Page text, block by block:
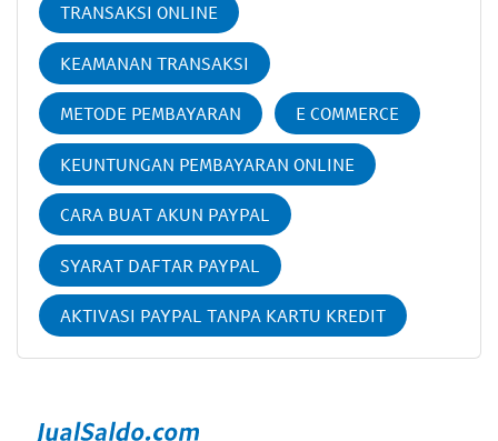
TRANSAKSI ONLINE
KEAMANAN TRANSAKSI
METODE PEMBAYARAN E COMMERCE
KEUNTUNGAN PEMBAYARAN ONLINE
CARA BUAT AKUN PAYPAL
SYARAT DAFTAR PAYPAL
AKTIVASI PAYPAL TANPA KARTU KREDIT